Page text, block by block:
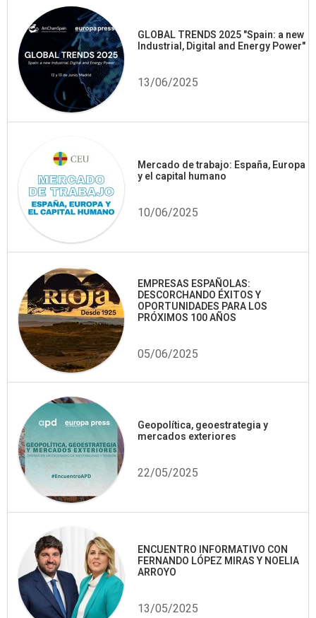
GLOBAL TRENDS 2025 "Spain: a new
Industrial, Digital and Energy Power"
13/06/2025
Mercado de trabajo: España, Europa
y el capital humano
10/06/2025
EMPRESAS ESPAÑOLAS:
DESCORCHANDO ÉXITOS Y
OPORTUNIDADES PARA LOS
PRÓXIMOS 100 AÑOS
05/06/2025
Geopolítica, geoestrategia y
mercados exteriores
22/05/2025
ENCUENTRO INFORMATIVO CON
FERNANDO LÓPEZ MIRAS Y NOELIA
ARROYO
13/05/2025